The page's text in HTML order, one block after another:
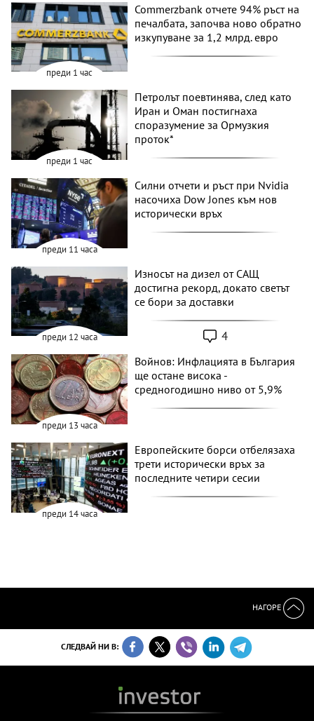
преди 1 час
Commerzbank отчете 94% ръст на
печалбата, започва ново обратно
изкупуване за 1,2 млрд. евро
преди 1 час
Петролът поевтинява, след като
Иран и Оман постигнаха
споразумение за Ормузкия
проток*
преди 11 часа
Силни отчети и ръст при Nvidia
насочиха Dow Jones към нов
исторически връх
преди 12 часа
Износът на дизел от САЩ
достигна рекорд, докато светът
се бори за доставки
4
преди 13 часа
Войнов: Инфлацията в България
ще остане висока -
средногодишно ниво от 5,9%
преди 14 часа
Европейските борси отбелязаха
трети исторически връх за
последните четири сесии
НАГОРЕ
СЛЕДВАЙ НИ В: